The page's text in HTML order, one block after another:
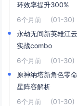
环效率提升300%
6个月前
(01-30)
永劫无间新英雄江
实战combo
6个月前
(01-30)
原神纳塔新角色零
星阵容解析
6个月前
(01-30)